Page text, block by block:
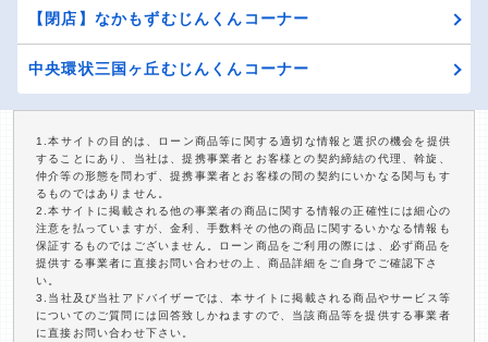
【閉店】なかもずむじんくんコーナー
中央環状三国ヶ丘むじんくんコーナー
1.本サイトの目的は、ローン商品等に関する適切な情報と選択の機会を提供
することにあり、当社は、提携事業者とお客様との契約締結の代理、斡旋、
仲介等の形態を問わず、提携事業者とお客様の間の契約にいかなる関与もす
るものではありません。
2.本サイトに掲載される他の事業者の商品に関する情報の正確性には細心の
注意を払っていますが、金利、手数料その他の商品に関するいかなる情報も
保証するものではございません。ローン商品をご利用の際には、必ず商品を
提供する事業者に直接お問い合わせの上、商品詳細をご自身でご確認下さ
い。
3.当社及び当社アドバイザーでは、本サイトに掲載される商品やサービス等
についてのご質問には回答致しかねますので、当該商品等を提供する事業者
に直接お問い合わせ下さい。